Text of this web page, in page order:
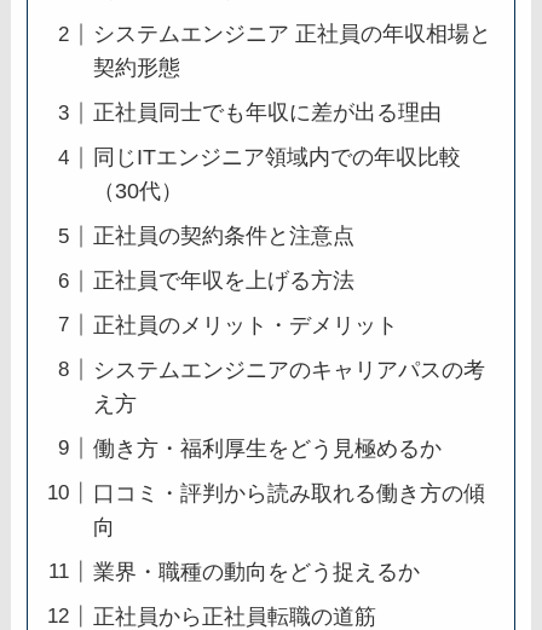
システムエンジニア 正社員の年収相場と
契約形態
正社員同士でも年収に差が出る理由
同じITエンジニア領域内での年収比較
（30代）
正社員の契約条件と注意点
正社員で年収を上げる方法
正社員のメリット・デメリット
システムエンジニアのキャリアパスの考
え方
働き方・福利厚生をどう見極めるか
口コミ・評判から読み取れる働き方の傾
向
業界・職種の動向をどう捉えるか
正社員から正社員転職の道筋